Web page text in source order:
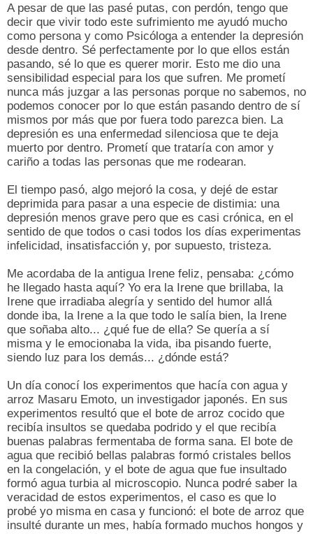
A pesar de que las pasé putas, con perdón, tengo que
decir que vivir todo este sufrimiento me ayudó mucho
como persona y como Psicóloga a entender la depresión
desde dentro. Sé perfectamente por lo que ellos están
pasando, sé lo que es querer morir. Esto me dio una
sensibilidad especial para los que sufren. Me prometí
nunca más juzgar a las personas porque no sabemos, no
podemos conocer por lo que están pasando dentro de sí
mismos por más que por fuera todo parezca bien. La
depresión es una enfermedad silenciosa que te deja
muerto por dentro. Prometí que trataría con amor y
cariño a todas las personas que me rodearan.
El tiempo pasó, algo mejoró la cosa, y dejé de estar
deprimida para pasar a una especie de distimia: una
depresión menos grave pero que es casi crónica, en el
sentido de que todos o casi todos los días experimentas
infelicidad, insatisfacción y, por supuesto, tristeza.
Me acordaba de la antigua Irene feliz, pensaba: ¿cómo
he llegado hasta aquí? Yo era la Irene que brillaba, la
Irene que irradiaba alegría y sentido del humor allá
donde iba, la Irene a la que todo le salía bien, la Irene
que soñaba alto... ¿qué fue de ella? Se quería a sí
misma y le emocionaba la vida, iba pisando fuerte,
siendo luz para los demás... ¿dónde está?
Un día conocí los experimentos que hacía con agua y
arroz Masaru Emoto, un investigador japonés. En sus
experimentos resultó que el bote de arroz cocido que
recibía insultos se quedaba podrido y el que recibía
buenas palabras fermentaba de forma sana. El bote de
agua que recibió bellas palabras formó cristales bellos
en la congelación, y el bote de agua que fue insultado
formó agua turbia al microscopio. Nunca podré saber la
veracidad de estos experimentos, el caso es que lo
probé yo misma en casa y funcionó: el bote de arroz que
insulté durante un mes, había formado muchos hongos y